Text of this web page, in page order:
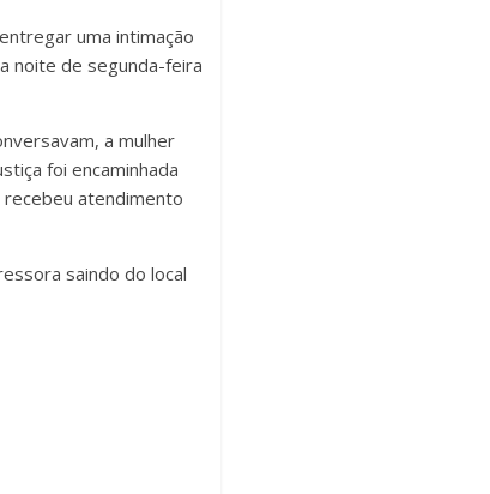
uma intimação
noite de segunda-feira
a mulher
foi encaminhada
atendimento
saindo do local